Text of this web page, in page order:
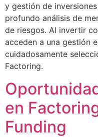
y gestión de
profundo análisis de
de riesgos. Al invertir
acceden a una gestión
cuidadosamente
Factoring.
en
Funding